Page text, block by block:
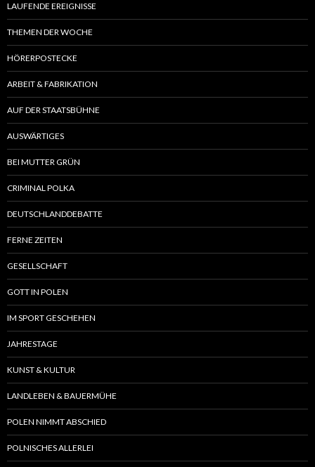
LAUFENDE EREIGNISSE
THEMEN DER WOCHE
HÖRERPOSTECKE
ARBEIT & FABRIKATION
AUF DER STAATSBÜHNE
AUSWÄRTIGES
BEI MUTTER GRÜN
CRIMINAL POLKA
DEUTSCHLANDDEBATTE
FERNE ZEITEN
GESELLSCHAFT
GOTT IN POLEN
IM SPORT GESCHEHEN
JAHRESTAGE
KUNST & KULTUR
LANDLEBEN & BAUERMÜHE
POLEN NIMMT ABSCHIED
POLNISCHES ALLERLEI